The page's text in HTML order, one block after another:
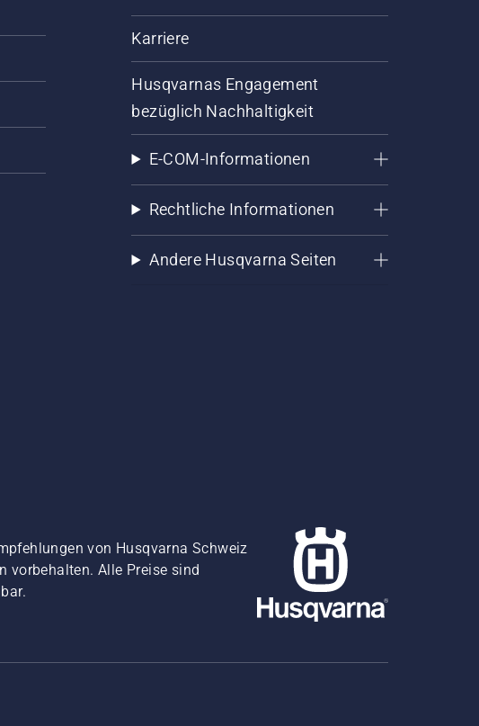
Karriere
Husqvarnas Engagement
bezüglich Nachhaltigkeit
E-COM-Informationen
Rechtliche Informationen
Andere Husqvarna Seiten
von Husqvarna Schweiz
vorbehalten. Alle Preise sind